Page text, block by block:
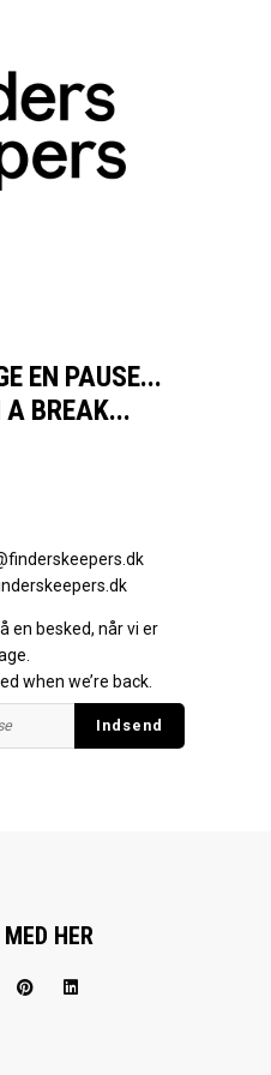
EN PAUSE...
A BREAK...
en besked, når vi er
when we’re back.
HER